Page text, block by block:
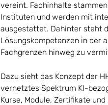
vereint. Fachinhalte
Instituten und werden mit
ausgestattet. Dahinter steht
Lösungskompetenzen in der
Fachgrenzen hinweg zu
Dazu sieht das Konzept der
vernetztes Spektrum KI-
Kurse, Module, Zertifikate